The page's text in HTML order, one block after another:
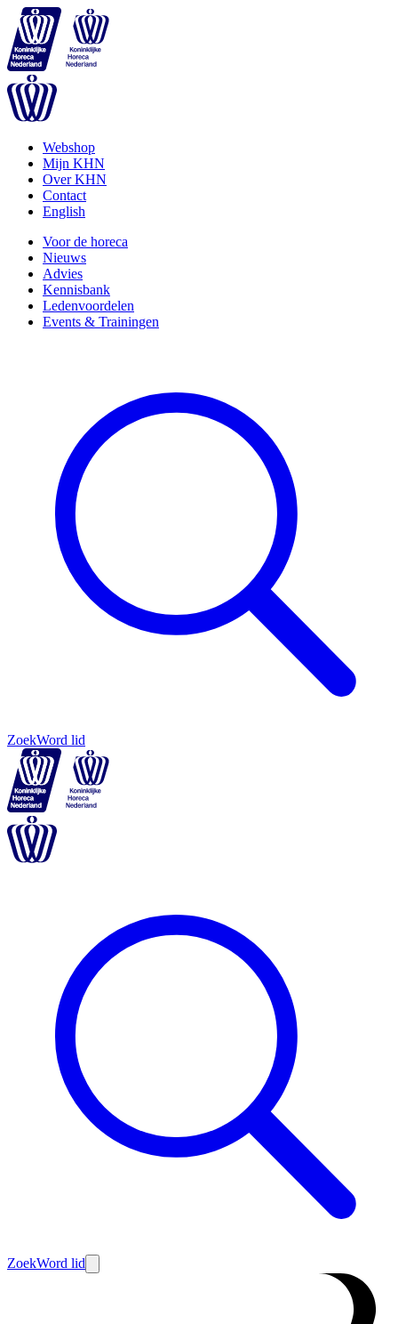
Webshop
Mijn KHN
Over KHN
Contact
English
Voor de horeca
Nieuws
Advies
Kennisbank
Ledenvoordelen
Events & Trainingen
ZoekWord lid
ZoekWord lid